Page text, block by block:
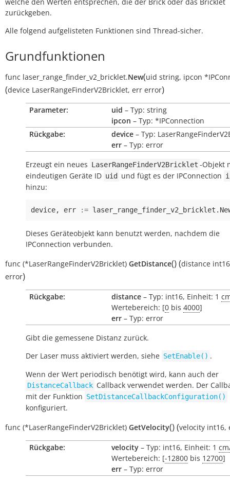
zurückgeben.
Alle folgend aufgelisteten Funktionen sind Thread-sicher.
Grundfunktionen
func laser_range_finder_v2_bricklet.New(uid string, ipcon
(device LaserRangeFinderV2Bricklet, err error)
Parameter: uid – Typ: string
ipcon – Typ: *IPConnection
Rückgabe:
device – Typ:
err – Typ: error
Erzeugt ein neues LaserRangeFinderV2Bricklet -Objekt
eindeutigen Geräte ID uid und fügt es der IPConnection
hinzu:
device, err := laser_range_finder_v2_bricklet .
Dieses Geräteobjekt kann benutzt werden, nachdem die
IPConnection verbunden.
func (*LaserRangeFinderV2Bricklet) GetDistance()(distance int16
error)
Rückgabe: distance – Typ: int16, Einheit: 1
Wertebereich: [0 bis 4000]
err – Typ: error
Gibt die gemessene Distanz zurück.
Der Laser muss aktiviert werden, siehe SetEnable() .
Wenn der Wert periodisch benötigt wird, kann auch der
DistanceCallback Callback verwendet werden. Der
mit der Funktion SetDistanceCallbackConfiguration()
konfiguriert.
func (*LaserRangeFinderV2Bricklet) GetVelocity()(velocity int16,
Rückgabe: velocity – Typ: int16, Einheit: 1
Wertebereich: [-12800 bis 12700]
err – Typ: error